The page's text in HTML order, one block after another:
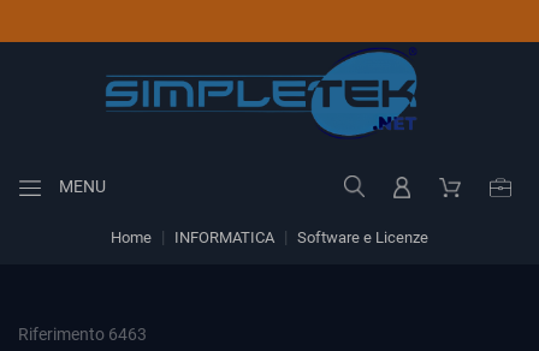
MENU
Home INFORMATICA Software e Licenze
Riferimento 6463